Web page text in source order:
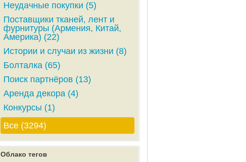
Неудачные покупки (5)
Поставщики тканей, лент и
фурнитуры (Армения, Китай,
Америка) (22)
Истории и случаи из жизни (8)
Болталка (65)
Поиск партнёров (13)
Аренда декора (4)
Конкурсы (1)
Все (3294)
Облако тегов